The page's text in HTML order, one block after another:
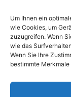
Um Ihnen ein
wie Cookies, um
zuzugreifen. Wenn
wie das
Wenn Sie Ihre
bestimmte